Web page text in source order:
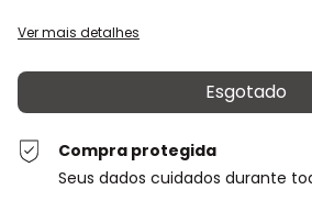
Ver mais detalhes
Compra protegida
Seus dados cuidados durante